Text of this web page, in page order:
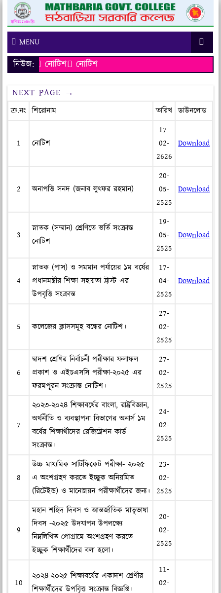
MENU
নিউজ: নোটিশ
নোটিশ
NEXT PAGE →
ক্র.নং শিরোনাম তারিখ ডাউনলোড
1 নোটিশ
17-
02-
2626
Download
2 অনাপত্তি সনদ (জনাব লুৎফর রহমান)
20-
05-
2525
Download
3
স্নাতক (সম্মান) শ্রেণিতে ভর্তি সংক্রান্ত
নোটিশ
19-
05-
2525
Download
4
স্নাতক (পাস) ও সমমান পর্যায়ের ১ম বর্ষের
প্রধানমন্ত্রীর শিক্ষা সহায়তা ট্রাস্ট এর
উপবৃত্তি সংক্রান্ত
17-
04-
2525
Download
5 কলেজের ক্লাসসমূহ বন্ধের নোটিশ।
27-
02-
2525
6
দ্বাদশ শ্রেণির নির্বাচনী পরীক্ষার ফলাফল
প্রকাশ ও এইচএসসি পরীক্ষা-২০২৫ এর
ফরমপূরন সংক্রান্ত নোটিশ।
27-
02-
2525
7
২০২৩-২০২৪ শিক্ষাবর্ষের বাংলা, রাষ্ট্রবিজ্ঞান,
অর্থনীতি ও ব্যবস্থাপনা বিভাগের অনার্স ১ম
বর্ষের শিক্ষার্থীদের রেজিষ্ট্রেশন কার্ড
সংক্রান্ত।
24-
02-
2525
8
উচ্চ মাধ্যমিক সার্টিফিকেট পরীক্ষা- ২০২৫
এ অংশগ্রহণ করতে ইচ্ছুক অনিয়মিত
(রিটেইন্ড) ও মানোন্নয়ন পরীক্ষার্থীদের জন্য।
23-
02-
2525
9
মহান শহিদ দিবস ও আন্তর্জাতিক মাতৃভাষা
দিবস -২০২৫ উদযাপন উপলক্ষ্যে
নিম্নলিখিত প্রোগ্রামে অংশগ্রহণ করতে
ইচ্ছুক শিক্ষার্থীদের বলা হলো।
20-
02-
2525
10
২০২৪-২০২৫ শিক্ষাবর্ষের একাদশ শ্রেণীর
শিক্ষার্থীদের উপবৃিত্ত সংক্রান্ত বিজ্ঞপ্তি।
11-
02-